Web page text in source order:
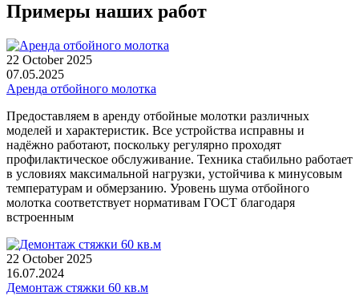
Примеры наших работ
22 October 2025
07.05.2025
Аренда отбойного молотка
Предоставляем в аренду отбойные молотки различных
моделей и характеристик. Все устройства исправны и
надёжно работают, поскольку регулярно проходят
профилактическое обслуживание. Техника стабильно работает
в условиях максимальной нагрузки, устойчива к минусовым
температурам и обмерзанию. Уровень шума отбойного
молотка соответствует нормативам ГОСТ благодаря
встроенным
22 October 2025
16.07.2024
Демонтаж стяжки 60 кв.м